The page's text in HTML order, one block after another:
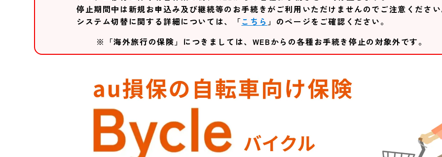
停止期間中は新規お申込み及び継続等のお手続きがご利用いただけませんのでご注意くださ
システム切替に関する詳細については、「こちら 」のページをご確認ください。
※「海外旅行の保険」につきましては、WEBからの各種お手続き停止の対象外です。